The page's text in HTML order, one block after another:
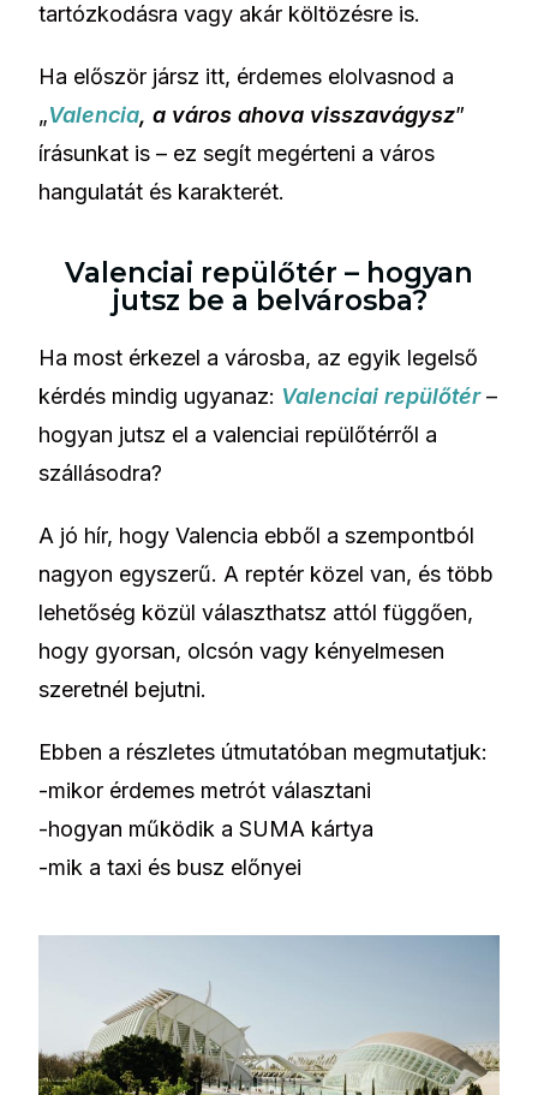
tartózkodásra vagy akár költözésre is.
Ha először jársz itt, érdemes elolvasnod a
„Valencia, a város ahova visszavágysz”
írásunkat is – ez segít megérteni a város
hangulatát és karakterét.
Valenciai repülőtér – hogyan
jutsz be a belvárosba?
Ha most érkezel a városba, az egyik legelső
kérdés mindig ugyanaz: Valenciai repülőtér–
hogyan jutsz el a valenciai repülőtérről a
szállásodra?
A jó hír, hogy Valencia ebből a szempontból
nagyon egyszerű. A reptér közel van, és több
lehetőség közül választhatsz attól függően,
hogy gyorsan, olcsón vagy kényelmesen
szeretnél bejutni.
Ebben a részletes útmutatóban megmutatjuk:
-mikor érdemes metrót választani
-hogyan működik a SUMA kártya
-mik a taxi és busz előnyei